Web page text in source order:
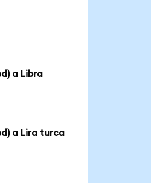
a Libra
a Lira turca